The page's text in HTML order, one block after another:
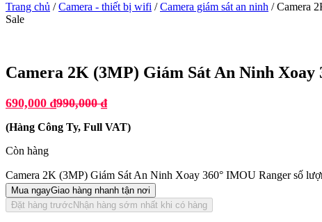
Trang chủ /Camera - thiết bị wifi /Camera giám sát an ninh / Camera
Sale
Camera 2K (3MP) Giám Sát An Ninh Xoay
690,000 ₫990,000₫
(Hàng Công Ty, Full VAT)
Còn hàng
Camera 2K (3MP) Giám Sát An Ninh Xoay 360° IMOU Ranger số
Mua ngayGiao hàng nhanh tận nơi
Đặt hàng trước Nhận hàng sớm nhất khi có hàng